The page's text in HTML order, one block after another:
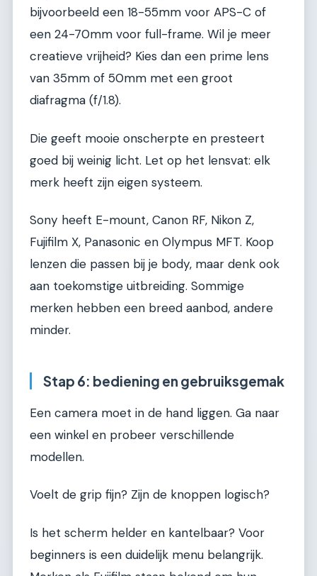
bijvoorbeeld een 18-55mm voor APS-C of
een 24-70mm voor full-frame. Wil je meer
creatieve vrijheid? Kies dan een prime lens
van 35mm of 50mm met een groot
diafragma (f/1.8).
Die geeft mooie onscherpte en presteert
goed bij weinig licht. Let op het lensvat: elk
merk heeft zijn eigen systeem.
Sony heeft E-mount, Canon RF, Nikon Z,
Fujifilm X, Panasonic en Olympus MFT. Koop
lenzen die passen bij je body, maar denk ook
aan toekomstige uitbreiding. Sommige
merken hebben een breed aanbod, andere
minder.
Stap 6: bediening en gebruiksgemak
Een camera moet in de hand liggen. Ga naar
een winkel en probeer verschillende
modellen.
Voelt de grip fijn? Zijn de knoppen logisch?
Is het scherm helder en kantelbaar? Voor
beginners is een duidelijk menu belangrijk.